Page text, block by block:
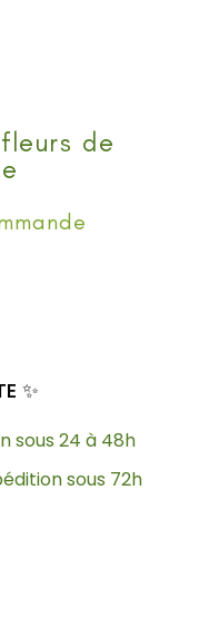
de
✨
sous 24 à 48h
sous 72h